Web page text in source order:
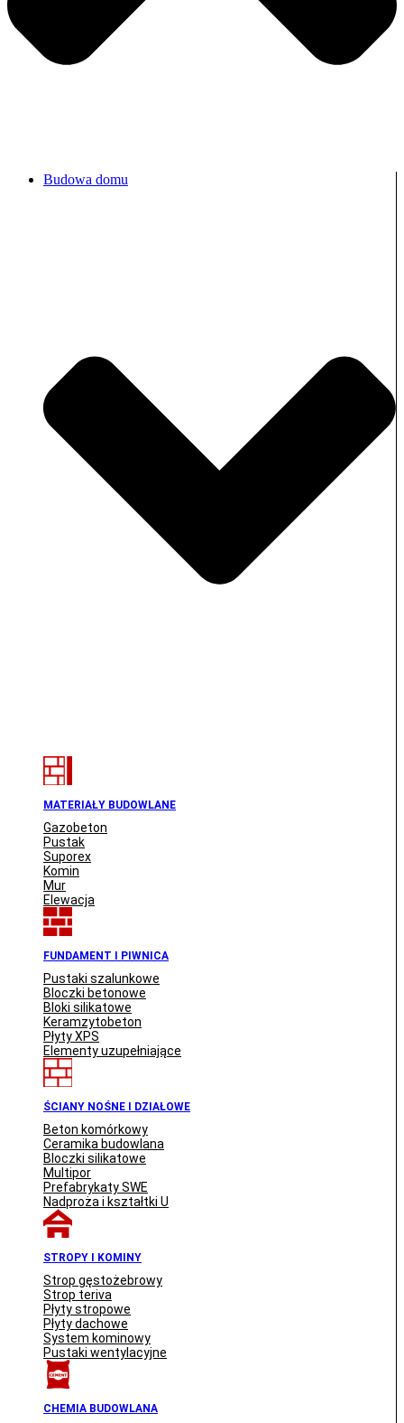
Budowa domu
MATERIAŁY BUDOWLANE
Gazobeton
Pustak
Suporex
Komin
Mur
Elewacja
FUNDAMENT I PIWNICA
Pustaki szalunkowe
Bloczki betonowe
Bloki silikatowe
Keramzytobeton
Płyty XPS
Elementy uzupełniające
ŚCIANY NOŚNE I DZIAŁOWE
Beton komórkowy
Ceramika budowlana
Bloczki silikatowe
Multipor
Prefabrykaty SWE
Nadproża i kształtki U
STROPY I KOMINY
Strop gęstożebrowy
Strop teriva
Płyty stropowe
Płyty dachowe
System kominowy
Pustaki wentylacyjne
CHEMIA BUDOWLANA